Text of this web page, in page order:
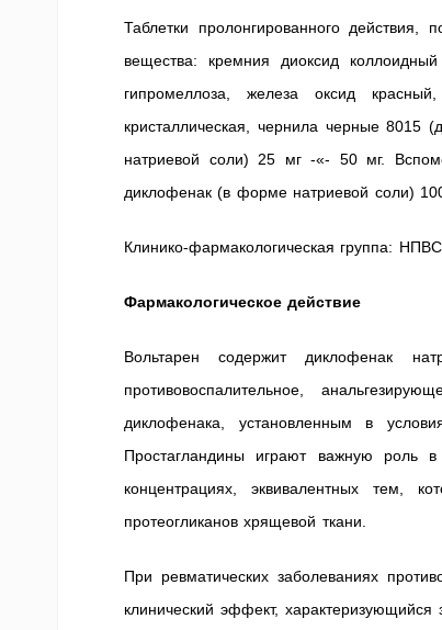
Таблетки пролонгированного
вещества: кремния диоксид
гипромеллоза, железа оксид
кристаллическая, чернила черные 8015
натриевой соли) 25 мг -«- 50 мг.
диклофенак (в форме натриевой соли)
Клинико-фармакологическая группа: НПВС.
Фармакологическое действие
Вольтарен содержит диклофенак
противовоспалительное,
диклофенака, установленным в
Простагландины играют важную роль
концентрациях, эквивалентных тем,
протеогликанов хрящевой ткани.
При ревматических заболеваниях
клинический эффект,